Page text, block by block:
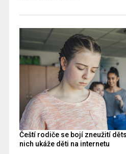
Čeští rodiče se bojí zneužití
nich ukáže děti na internetu